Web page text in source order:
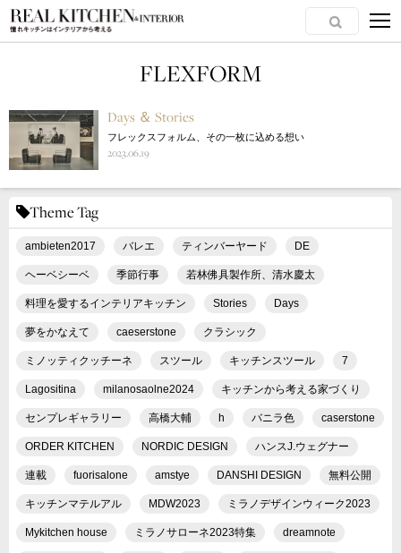
FLEXFORM
Days ＆ Stories
フレックスフォルム、その一枚に込める想い
2023.06.19
Theme Tag
ambieten2017 バレエ ティンバーヤード DE
ヘーベシーベ 季節行事 若林佛具製作所、清水慶太
料理を愛するインテリアキッチン Stories Days
夢をかなえて caeserstone クラシック
ミノッティクッチーネ スツール キッチンスツール 7
Lagositina milanosaolne2024 キッチンから考える家づくり
センプレギャラリー 高橋大輔 h バニラ色 caserstone
ORDER KITCHEN NORDIC DESIGN ハンスJ.ウェグナー
連載 fuorisalone amstye DANSHI DESIGN 無料公開
キッチンマテルアル MDW2023 ミラノデザインウィーク2023
Mykitchen house ミラノサローネ2023特集 dreamnote